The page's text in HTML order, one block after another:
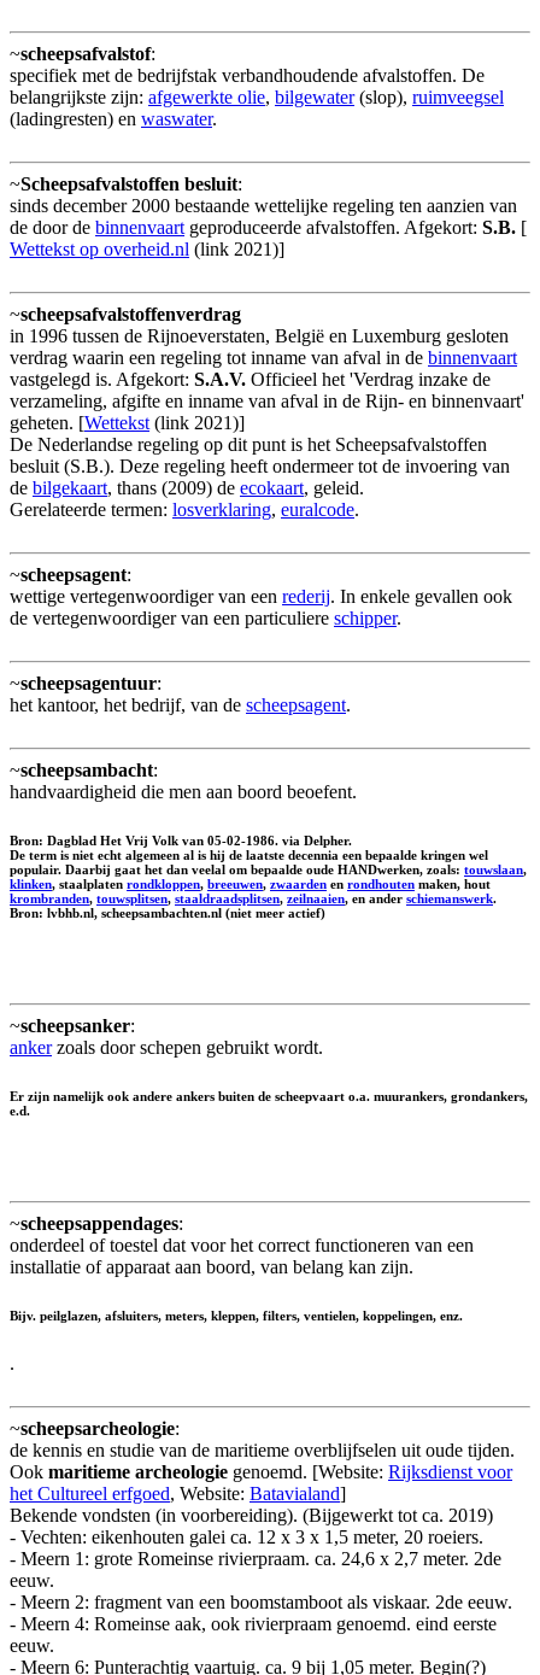
~scheepsafvalstof:
specifiek met de bedrijfstak verbandhoudende afvalstoffen. De
belangrijkste zijn: afgewerkte olie, bilgewater(slop), ruimveegsel
(ladingresten) en waswater.
~Scheepsafvalstoffen besluit:
sinds december 2000 bestaande wettelijke regeling ten aanzien van
de door de binnenvaart geproduceerde afvalstoffen. Afgekort: S.B. [
Wettekst op overheid.nl (link 2021)]
~scheepsafvalstoffenverdrag
in 1996 tussen de Rijnoeverstaten, België en Luxemburg gesloten
verdrag waarin een regeling tot inname van afval in de binnenvaart
vastgelegd is. Afgekort: S.A.V. Officieel het 'Verdrag inzake de
verzameling, afgifte en inname van afval in de Rijn- en binnenvaart'
geheten. [Wettekst (link 2021)]
De Nederlandse regeling op dit punt is het Scheepsafvalstoffen
besluit (S.B.). Deze regeling heeft ondermeer tot de invoering van
de bilgekaart, thans (2009) de ecokaart, geleid.
Gerelateerde termen: losverklaring, euralcode.
~scheepsagent:
wettige vertegenwoordiger van een rederij. In enkele gevallen ook
de vertegenwoordiger van een particuliere schipper.
~scheepsagentuur:
het kantoor, het bedrijf, van de scheepsagent.
~scheepsambacht:
handvaardigheid die men aan boord beoefent.
Bron: Dagblad Het Vrij Volk van 05-02-1986. via Delpher.
De term is niet echt algemeen al is hij de laatste decennia een bepaalde kringen wel
populair. Daarbij gaat het dan veelal om bepaalde oude HANDwerken, zoals: touwslaan,
klinken, staalplaten rondkloppen, breeuwen, zwaarden en rondhouten maken, hout
krombranden, touwsplitsen, staaldraadsplitsen, zeilnaaien, en ander schiemanswerk.
Bron: lvbhb.nl, scheepsambachten.nl (niet meer actief)
~scheepsanker:
ankerzoals door schepen gebruikt wordt.
Er zijn namelijk ook andere ankers buiten de scheepvaart o.a. muurankers, grondankers,
e.d.
~scheepsappendages:
onderdeel of toestel dat voor het correct functioneren van een
installatie of apparaat aan boord, van belang kan zijn.
Bijv. peilglazen, afsluiters, meters, kleppen, filters, ventielen, koppelingen, enz.
.
~scheepsarcheologie:
de kennis en studie van de maritieme overblijfselen uit oude tijden.
Ook maritieme archeologie genoemd. [Website: Rijksdienst voor
het Cultureel erfgoed, Website: Batavialand]
Bekende vondsten (in voorbereiding). (Bijgewerkt tot ca. 2019)
- Vechten: eikenhouten galei ca. 12 x 3 x 1,5 meter, 20 roeiers.
- Meern 1: grote Romeinse rivierpraam. ca. 24,6 x 2,7 meter. 2de
eeuw.
- Meern 2: fragment van een boomstamboot als viskaar. 2de eeuw.
- Meern 4: Romeinse aak, ook rivierpraam genoemd. eind eerste
eeuw.
- Meern 6: Punterachtig vaartuig. ca. 9 bij 1,05 meter. Begin(?)